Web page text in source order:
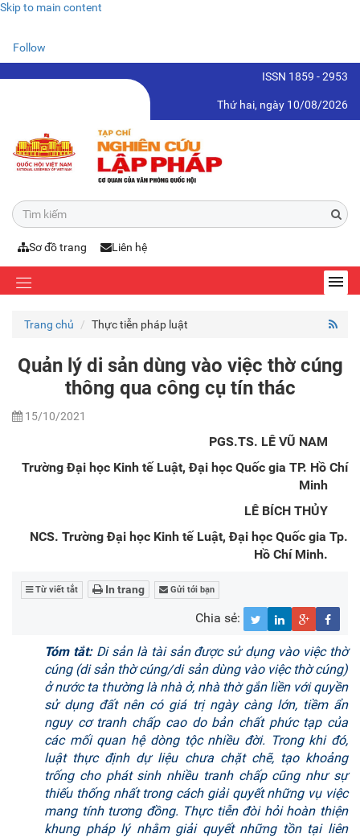
Skip to main content
Follow
ISSN 1859 - 2953
Thứ hai, ngày 10/08/2026
Sơ đồ trang Liên hệ
Trang chủ Thực tiễn pháp luật
Quản lý di sản dùng vào việc thờ cúng
thông qua công cụ tín thác
15/10/2021
PGS.TS. LÊ VŨ NAM
Trường Đại học Kinh tế Luật, Đại học Quốc gia TP. Hồ Chí
Minh
LÊ BÍCH THỦY
NCS. Trường Đại học Kinh tế Luật, Đại học Quốc gia Tp.
Hồ Chí Minh.
Từ viết tắt In trang Gửi tới bạn
Chia sẻ:
Tóm tắt: Di sản là tài sản được sử dụng vào việc thờ
cúng (di sản thờ cúng/di sản dùng vào việc thờ cúng)
ở nước ta thường là nhà ở, nhà thờ gắn liền với quyền
sử dụng đất nên có giá trị ngày càng lớn, tiềm ẩn
nguy cơ tranh chấp cao do bản chất phức tạp của
các mối quan hệ dòng tộc nhiều đời. Trong khi đó,
luật thực định dự liệu chưa chặt chẽ, tạo khoảng
trống cho phát sinh nhiều tranh chấp cũng như sự
thiếu thống nhất trong cách giải quyết những vụ việc
mang tính tương đồng. Thực tiễn đòi hỏi hoàn thiện
khung pháp lý nhằm giải quyết những tồn tại liên